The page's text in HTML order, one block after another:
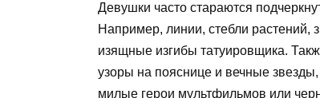
Девушки часто стараются
Например, линии, стебли растений,
изящные изгибы татуировщика.
узоры на пояснице и вечные
милые герои мультфильмов или